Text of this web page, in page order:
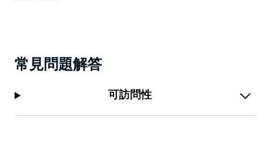
常見問題解答
可訪問性